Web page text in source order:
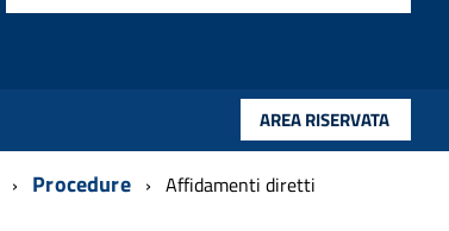
AREA RISERVATA
Procedure Affidamenti diretti